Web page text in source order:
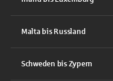
Malta bis Russland
Schweden bis Zypern